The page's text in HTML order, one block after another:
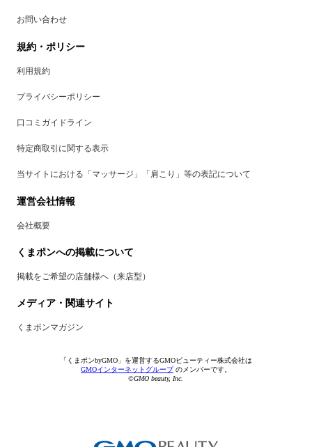
お問い合わせ
規約・ポリシー
利用規約
プライバシーポリシー
口コミガイドライン
特定商取引に関する表示
当サイトにおける「マッサージ」「肩こり」等の表記について
運営会社情報
会社概要
くまポンへの掲載について
掲載をご希望の店舗様へ（来店型）
メディア・関連サイト
くまポンマガジン
「くまポンbyGMO」を運営するGMOビューティー株式会社は
GMOインターネットグループのメンバーです。
©GMO beauty, Inc.